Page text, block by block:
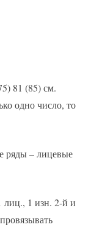
81 (85) см.
одно число, то
ряды – лицевые
1 изн. 2-й и